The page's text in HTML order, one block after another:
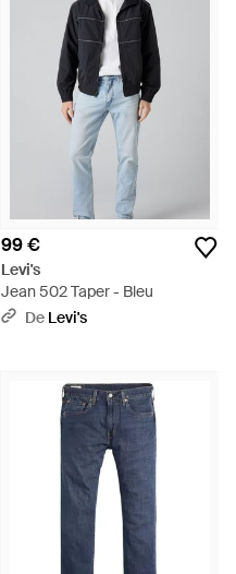
99 €
Levi's
Jean 502 Taper - Bleu
De Levi's